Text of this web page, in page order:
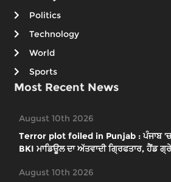
Politics
Technology
World
Sports
Most Recent News
August 10th 2026
Terror plot foiled in Punjab : ਪੰਜਾਬ ’ਚ
BKI ਮਾਡਿਊਲ ਦਾ ਅੱਤਵਾਦੀ ਗ੍ਰਿਫਤਾਰ, ਹੈਂਡ
August 10th 2026